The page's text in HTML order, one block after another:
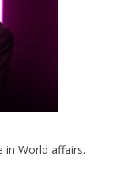
in World affairs.